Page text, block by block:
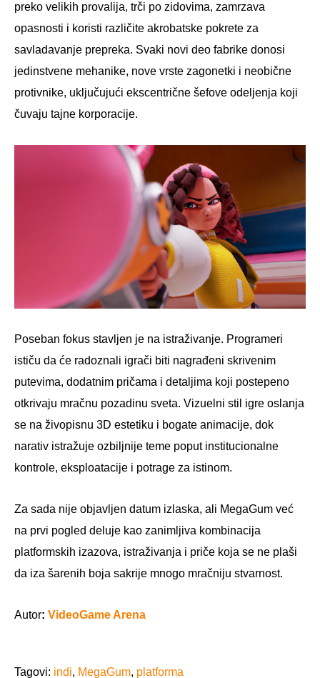
preko velikih provalija, trči po zidovima, zamrzava
opasnosti i koristi različite akrobatske pokrete za
savladavanje prepreka. Svaki novi deo fabrike donosi
jedinstvene mehanike, nove vrste zagonetki i neobične
protivnike, uključujući ekscentrične šefove odeljenja koji
čuvaju tajne korporacije.
Poseban fokus stavljen je na istraživanje. Programeri
ističu da će radoznali igrači biti nagrađeni skrivenim
putevima, dodatnim pričama i detaljima koji postepeno
otkrivaju mračnu pozadinu sveta. Vizuelni stil igre oslanja
se na živopisnu 3D estetiku i bogate animacije, dok
narativ istražuje ozbiljnije teme poput institucionalne
kontrole, eksploatacije i potrage za istinom.
Za sada nije objavljen datum izlaska, ali MegaGum već
na prvi pogled deluje kao zanimljiva kombinacija
platformskih izazova, istraživanja i priče koja se ne plaši
da iza šarenih boja sakrije mnogo mračniju stvarnost.
Autor: VideoGame Arena
Tagovi: indi, MegaGum, platforma